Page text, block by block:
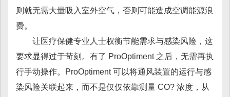
则就无需大量吸入室外空气，否则可能造成空调能源浪
费。
让医疗保健专业人士权衡节能需求与感染风险，这
要求显得过于苛刻。有了 ProOptiment 之后，无需再执
行手动操作。ProOptiment 可以将通风装置的运行与感
染风险关联起来，而不是仅仅依靠测量 CO? 浓度，从